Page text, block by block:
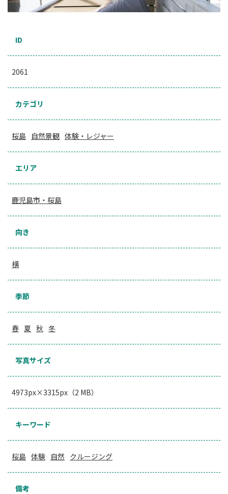
ID
2061
カテゴリ
桜島 自然景観 体験・レジャー
エリア
鹿児島市・桜島
向き
横
季節
春 夏 秋 冬
写真サイズ
4973px×3315px（2 MB）
キーワード
桜島 体験 自然 クルージング
備考